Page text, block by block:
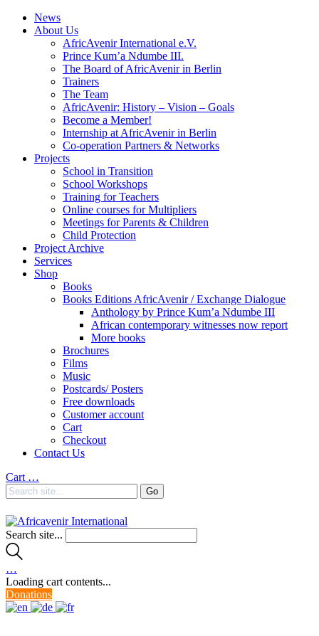
News
About Us
AfricAvenir International e.V.
Prince Kum’a Ndumbe III.
The Board of AfricAvenir in Berlin
Trainers
The Team
AfricAvenir: History – Vision – Goals
Become a Member!
Internship at AfricAvenir in Berlin
Co-operation Partners & Networks
Projects
School in Transition
School Workshops
Training for Teachers
Online courses for Multipliers
Meetings for Parents & Children
Child Protection
Project Archive
Services
Shop
Books
Books Editions AfricAvenir / Exchange Dialogue
Anthology by Prince Kum’a Ndumbe III
African contemporary witnesses now report
More books
Brochures
Films
Music
Postcards/ Posters
Free downloads
Customer account
Cart
Checkout
Contact Us
Cart …
Search site...
…
Loading cart contents...
Donations